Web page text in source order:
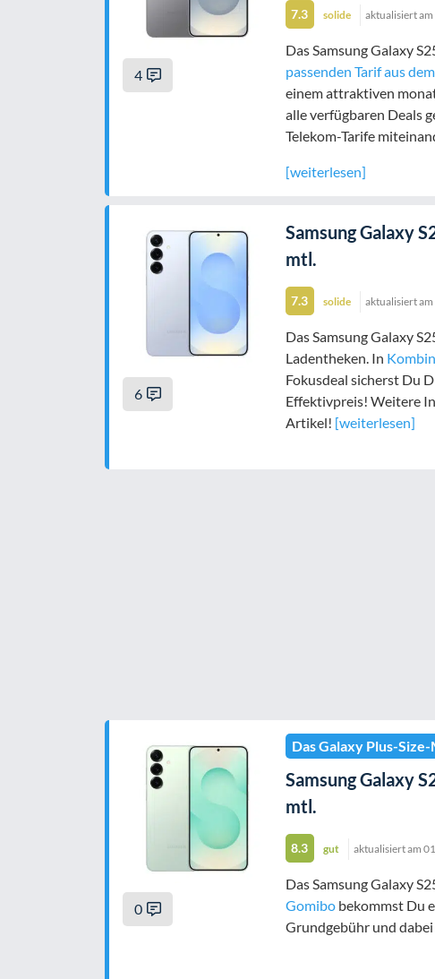
4
7.3 solide aktualisiert am
Das Samsung Galaxy
passenden Tarif aus
einem attraktiven
alle verfügbaren Deals
Telekom-Tarife
[weiterlesen]
6
Samsung Galaxy
mtl.
7.3 solide aktualisiert am
Das Samsung Galaxy
Ladentheken. In
Fokusdeal sicherst Du
Effektivpreis! Weitere
Artikel! [weiterlesen]
0
Das Galaxy Plus-
Samsung Galaxy
mtl.
8.3 gut aktualisiert am
Das Samsung Galaxy
Gomibobekommst Du
Grundgebühr und